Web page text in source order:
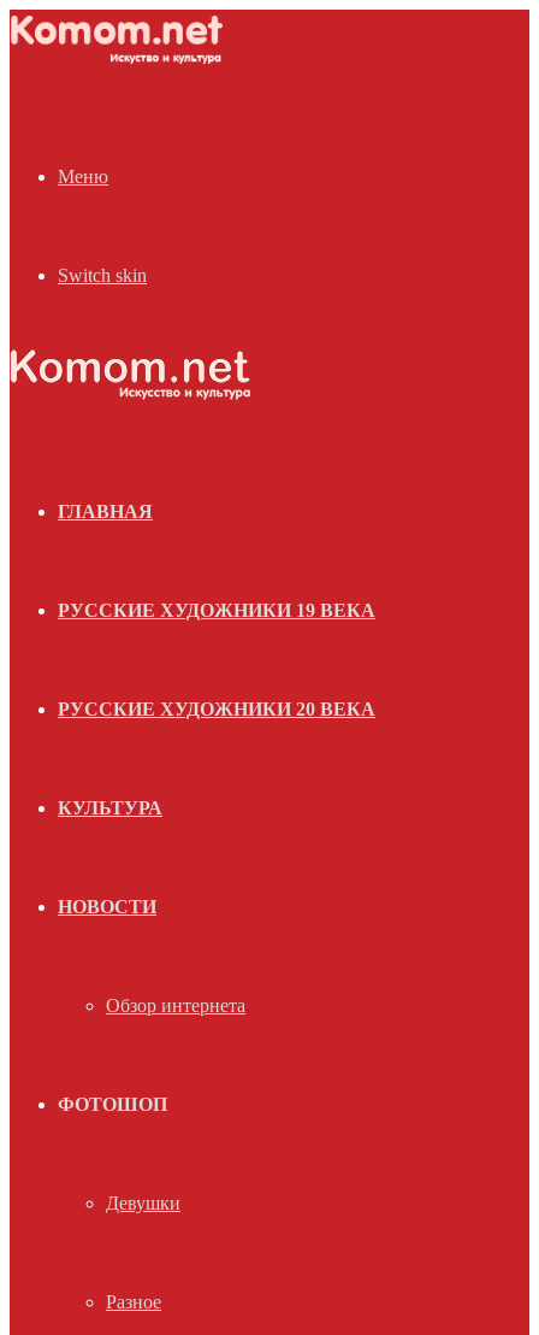
Меню
Switch skin
ГЛАВНАЯ
РУССКИЕ ХУДОЖНИКИ 19 ВЕКА
РУССКИЕ ХУДОЖНИКИ 20 ВЕКА
КУЛЬТУРА
НОВОСТИ
Обзор интернета
ФОТОШОП
Девушки
Разное